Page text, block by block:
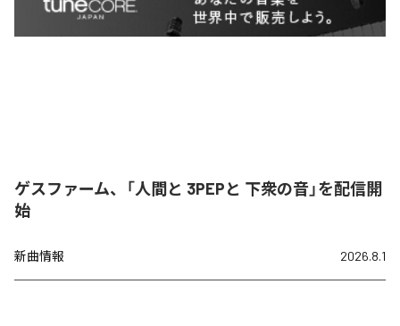
ゲスファーム、「人間と 3PEPと 下衆の音」を配信開
始
新曲情報 2026.8.1